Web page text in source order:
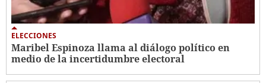
ELECCIONES
Maribel Espinoza llama al diálogo político en
medio de la incertidumbre electoral